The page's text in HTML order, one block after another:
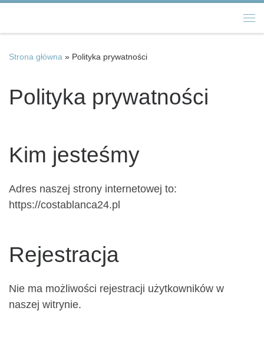
Strona główna » Polityka prywatności
Polityka prywatności
Kim jesteśmy
Adres naszej strony internetowej to:
https://costablanca24.pl
Rejestracja
Nie ma możliwości rejestracji użytkowników w
naszej witrynie.